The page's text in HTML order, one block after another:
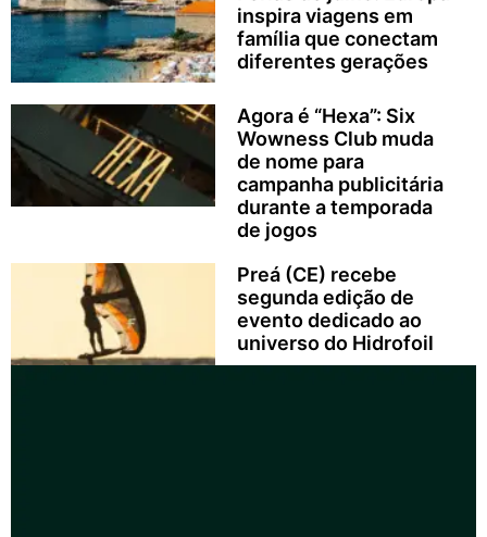
inspira viagens em
família que conectam
diferentes gerações
Agora é “Hexa”: Six
Wowness Club muda
de nome para
campanha publicitária
durante a temporada
de jogos
Preá (CE) recebe
segunda edição de
evento dedicado ao
universo do Hidrofoil